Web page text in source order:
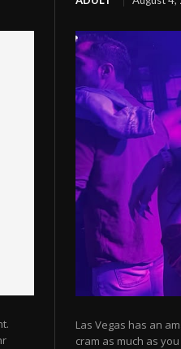
Las Vegas has an
cram as much as